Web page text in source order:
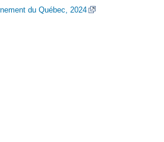
du Québec, 2024